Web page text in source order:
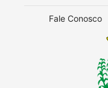
Fale Conosco